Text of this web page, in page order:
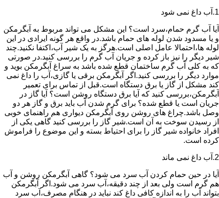
1.آب داغ نمی شود
آیا آب گرم حمام،سرد است؟ این مشکل می تواند مربوط به آبگرمکن
و یا مسدود شدن لوله های حمام باشد.در واقع هر گونه ایرادی در این
لوله ها،احتمالا عامل اصلی است.هرگز به یک شیر آب،اکتفا نکنید.چند
شیر دیگر را نیز باز کرده و جریان آب گرم را بررسی کنید.در صورتی
که به کلی آب گرم ساختمان قطع شده باشد به سراغ آبگرمکن بوید و
موارد دیگر را بررسی کنید.اگر آبگرمکن برقی یا گازی،آب را داغ نمی
کند مشکل از گاز یا برق دستگاه است.قبل از تماس برای تعمیر
آبگرمکن،بررسی کنید که آیا برق دستگاه روشن است؟ آیا گاز در
جریان است یا قطع شده؟ برای گرم شدن آب باید برق و گاز هر دو
وصل باشد.چراغ های روشن روی آبگرمکن دیواری هم راهنمای خوبی
از رسیدن سوخت به آن است.شیر گاز را بررسی کنید گاهی یکی از
افراد خانواده شیر گاز را برای احتیاط بسته و این موضوع را فراموش
کرده است.
2.آب داغ نمی ماند
آیا در حین حمام کردن آب سرد می شود؟ گاهی آبگرمکن روشن و آب
هم گرم است ولی بعد از چند دقیقه،آب سرد می شود.اگر آبگرمکن
بتواند آب را به اندازه کافی داغ کند نباید در هنگام مصرف،آب سرد